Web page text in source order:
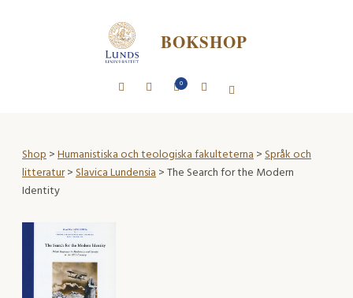
BOKSHOP
0
Shop>Humanistiska och teologiska fakulteterna>Språk och
litteratur>Slavica Lundensia> The Search for the Modern
Identity